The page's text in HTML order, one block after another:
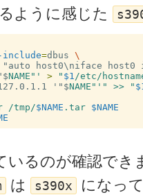
ように感じた
=dbus \
host0\niface host0
NAME"' > " $1/etc/
'"$
NAME"' " >> "
/tmp/$NAME .tar $NAME
るのが確認でき
は s390x になっ